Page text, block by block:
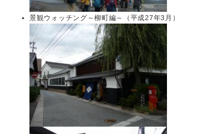
景観ウォッチング～柳町編～（平成27年3月）